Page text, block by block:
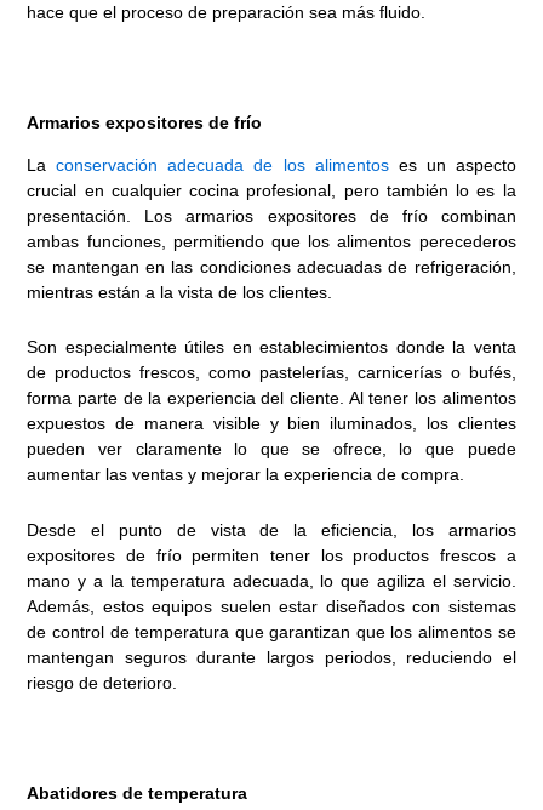
hace que el proceso de preparación sea más fluido.
Armarios expositores de frío
Laconservación adecuada de los alimentoses un aspecto
crucial en cualquier cocina profesional, pero también lo es la
presentación. Los armarios expositores de frío combinan
ambas funciones, permitiendo que los alimentos perecederos
se mantengan en las condiciones adecuadas de refrigeración,
mientras están a la vista de los clientes.
Son especialmente útiles en establecimientos donde la venta
de productos frescos, como pastelerías, carnicerías o bufés,
forma parte de la experiencia del cliente. Al tener los alimentos
expuestos de manera visible y bien iluminados, los clientes
pueden ver claramente lo que se ofrece, lo que puede
aumentar las ventas y mejorar la experiencia de compra.
Desde el punto de vista de la eficiencia, los armarios
expositores de frío permiten tener los productos frescos a
mano y a la temperatura adecuada, lo que agiliza el servicio.
Además, estos equipos suelen estar diseñados con sistemas
de control de temperatura que garantizan que los alimentos se
mantengan seguros durante largos periodos, reduciendo el
riesgo de deterioro.
Abatidores de temperatura